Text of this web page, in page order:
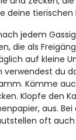
deine
jedem
die als
auf kleine
verwendest du
Kämme
Klopfe den
aus.
oft